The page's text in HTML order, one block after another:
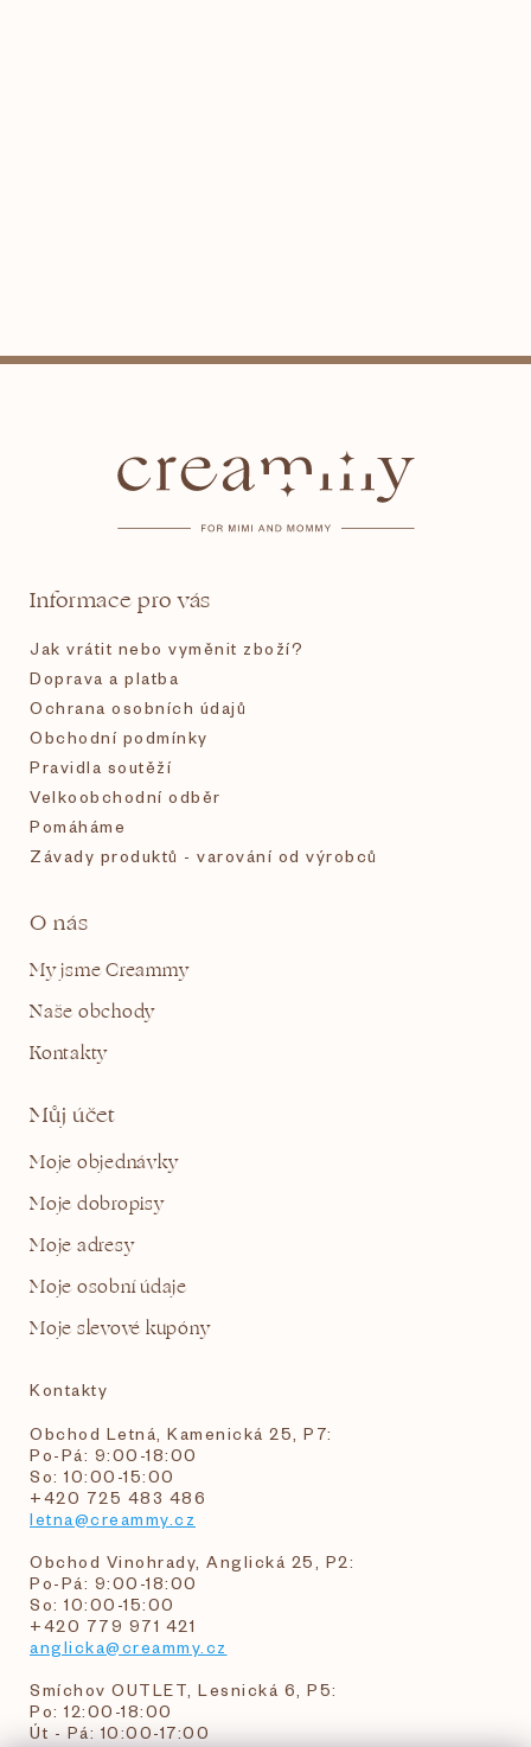
Informace pro vás
Jak vrátit nebo vyměnit zboží?
Doprava a platba
Ochrana osobních údajů
Obchodní podmínky
Pravidla soutěží
Velkoobchodní odběr
Pomáháme
Závady produktů - varování od výrobců
O nás
My jsme Creammy
Naše obchody
Kontakty
Můj účet
Moje objednávky
Moje dobropisy
Moje adresy
Moje osobní údaje
Moje slevové kupóny
Kontakty
Obchod Letná, Kamenická 25, P7:
Po-Pá: 9:00-18:00
So: 10:00-15:00
+420 725 483 486
letna@creammy.cz
Obchod Vinohrady, Anglická 25, P2:
Po-Pá: 9:00-18:00
So: 10:00-15:00
+420 779 971 421
anglicka@creammy.cz
Smíchov OUTLET, Lesnická 6, P5:
Po: 12:00-18:00
Út - Pá: 10:00-17:00